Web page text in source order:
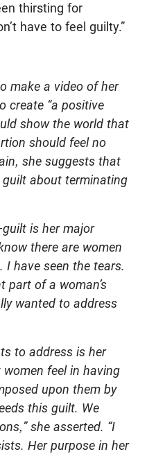
thirsting for
have to feel guilty.”
make a video of her
create “a positive
show the world that
should feel no
she suggests that
about terminating
is her major
there are women
I have seen the tears.
part of a woman’s
wanted to address
to address is her
feel in having
upon them by
this guilt. We
she asserted. “I
Her purpose in her